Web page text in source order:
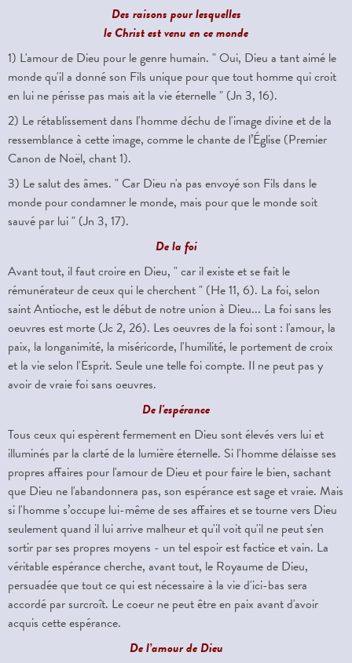
Des raisons pour lesquelles
le Christ est venu en ce monde
1) L'amour de Dieu pour le genre humain. " Oui, Dieu a tant aimé le
monde qu'il a donné son Fils unique pour que tout homme qui croit
en lui ne périsse pas mais ait la vie éternelle " (Jn 3, 16).
2) Le rétablissement dans l'homme déchu de l'image divine et de la
ressemblance à cette image, comme le chante de l’Église (Premier
Canon de Noël, chant 1).
3) Le salut des âmes. " Car Dieu n'a pas envoyé son Fils dans le
monde pour condamner le monde, mais pour que le monde soit
sauvé par lui " (Jn 3, 17).
De la foi
Avant tout, il faut croire en Dieu, " car il existe et se fait le
rémunérateur de ceux qui le cherchent " (He 11, 6). La foi, selon
saint Antioche, est le début de notre union à Dieu... La foi sans les
oeuvres est morte (Jc 2, 26). Les oeuvres de la foi sont : l'amour, la
paix, la longanimité, la miséricorde, l'humilité, le portement de croix
et la vie selon l'Esprit. Seule une telle foi compte. Il ne peut pas y
avoir de vraie foi sans oeuvres.
De l'espérance
Tous ceux qui espèrent fermement en Dieu sont élevés vers lui et
illuminés par la clarté de la lumière éternelle. Si l'homme délaisse ses
propres affaires pour l'amour de Dieu et pour faire le bien, sachant
que Dieu ne l'abandonnera pas, son espérance est sage et vraie. Mais
si l'homme s’occupe lui-même de ses affaires et se tourne vers Dieu
seulement quand il lui arrive malheur et qu'il voit qu'il ne peut s'en
sortir par ses propres moyens - un tel espoir est factice et vain. La
véritable espérance cherche, avant tout, le Royaume de Dieu,
persuadée que tout ce qui est nécessaire à la vie d'ici-bas sera
accordé par surcroît. Le coeur ne peut être en paix avant d'avoir
acquis cette espérance.
De l’amour de Dieu